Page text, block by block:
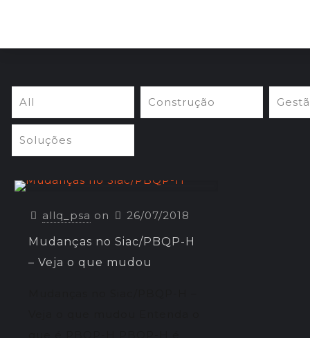
All Construção
Soluções
allq_psa on
26/07/2018
Mudanças no Siac/PBQP-H
– Veja o que mudou